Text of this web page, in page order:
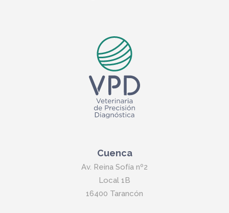
Cuenca
Av. Reina Sofía nº2
Local 1B
16400 Tarancón